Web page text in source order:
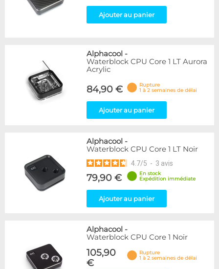
Ajouter au panier
Alphacool -
Waterblock CPU Core 1 LT Aurora
Acrylic
84,90 €
Rupture
1 à 2 semaines de délai
Ajouter au panier
Alphacool -
Waterblock CPU Core 1 LT Noir
4.7/5 - 3 avis
79,90 €
En stock
Expédition immédiate
Ajouter au panier
Alphacool -
Waterblock CPU Core 1 Noir
105,90
€
Rupture
1 à 2 semaines de délai